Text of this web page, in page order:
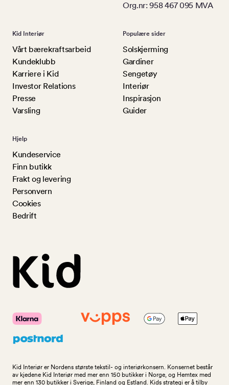
Org.nr: 958 467 095 MVA
Kid Interiør
Vårt bærekraftsarbeid
Kundeklubb
Karriere i Kid
Investor Relations
Presse
Varsling
Populære sider
Solskjerming
Gardiner
Sengetøy
Interiør
Inspirasjon
Guider
Hjelp
Kundeservice
Finn butikk
Frakt og levering
Personvern
Cookies
Bedrift
Kid Interiør er Nordens største tekstil- og interiørkonsern. Konsernet består
av kjedene Kid Interiør med mer enn 150 butikker i Norge, og Hemtex med
mer enn 130 butikker i Sverige, Finland og Estland. Kids strategi er å tilby